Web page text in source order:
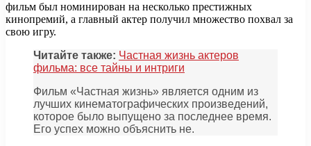
фильм был номинирован на несколько престижных
кинопремий, а главный актер получил множество похвал за
свою игру.
Читайте также: Частная жизнь актеров
фильма: все тайны и интриги
Фильм «Частная жизнь» является одним из
лучших кинематографических произведений,
которое было выпущено за последнее время.
Его успех можно объяснить не.